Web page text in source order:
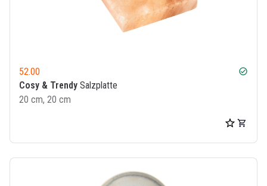
52.00 check_circle
Cosy & Trendy Salzplatte
20 cm, 20 cm